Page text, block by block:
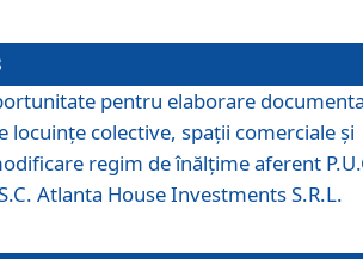
pentru elaborare
locuinţe colective, spaţii comerciale şi
regim de înălţime aferent
Atlanta House Investments S.R.L.